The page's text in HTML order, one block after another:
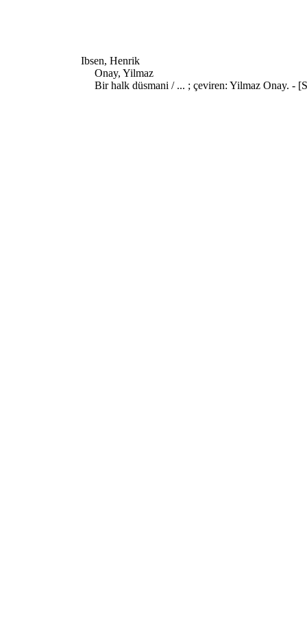
Ibsen, Henrik
Onay, Yilmaz
Bir halk düsmani / ... ; çeviren: Yilmaz Onay. -